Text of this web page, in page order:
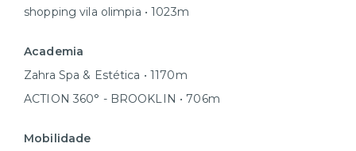
shopping vila olimpia • 1023m
Academia
Zahra Spa & Estética • 1170m
ACTION 360° - BROOKLIN • 706m
Mobilidade